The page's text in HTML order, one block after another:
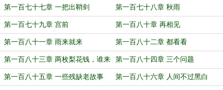
第一百七十七章 一把出鞘剑 第一百七十八章 秋雨
第一百七十九章 宫前 第一百八十章 再相见
第一百八十一章 雨来就来 第一百八十二章 都看看
第一百八十三章 两枚梨花钱，谁来
选
第一百八十四章 三个问题
第一百八十五章 一些残缺老故事 第一百八十六章 人间不过黑白